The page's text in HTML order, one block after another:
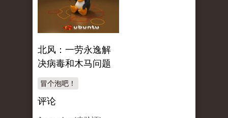
北风：一劳永逸解
决病毒和木马问题
冒个泡吧！
评论